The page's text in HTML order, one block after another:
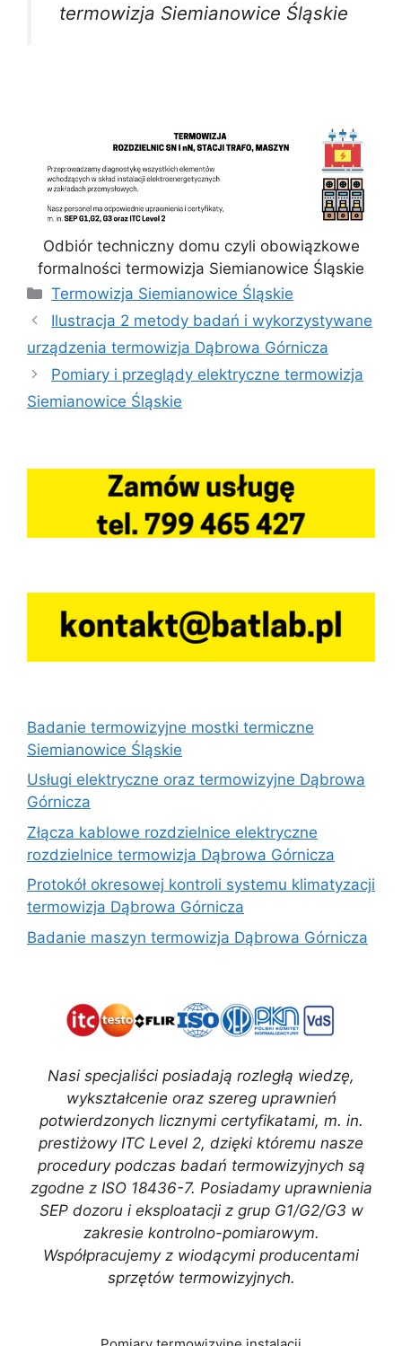
termowizja Siemianowice Śląskie
Odbiór techniczny domu czyli obowiązkowe
formalności termowizja Siemianowice Śląskie
Kategorie
Termowizja Siemianowice Śląskie
Ilustracja 2 metody badań i wykorzystywane
urządzenia termowizja Dąbrowa Górnicza
Pomiary i przeglądy elektryczne termowizja
Siemianowice Śląskie
Badanie termowizyjne mostki termiczne
Siemianowice Śląskie
Usługi elektryczne oraz termowizyjne Dąbrowa
Górnicza
Złącza kablowe rozdzielnice elektryczne
rozdzielnice termowizja Dąbrowa Górnicza
Protokół okresowej kontroli systemu klimatyzacji
termowizja Dąbrowa Górnicza
Badanie maszyn termowizja Dąbrowa Górnicza
Nasi specjaliści posiadają rozległą wiedzę,
wykształcenie oraz szereg uprawnień
potwierdzonych licznymi certyfikatami, m. in.
prestiżowy ITC Level 2, dzięki któremu nasze
procedury podczas badań termowizyjnych są
zgodne z ISO 18436-7. Posiadamy uprawnienia
SEP dozoru i eksploatacji z grup G1/G2/G3 w
zakresie kontrolno-pomiarowym.
Współpracujemy z wiodącymi producentami
sprzętów termowizyjnych.